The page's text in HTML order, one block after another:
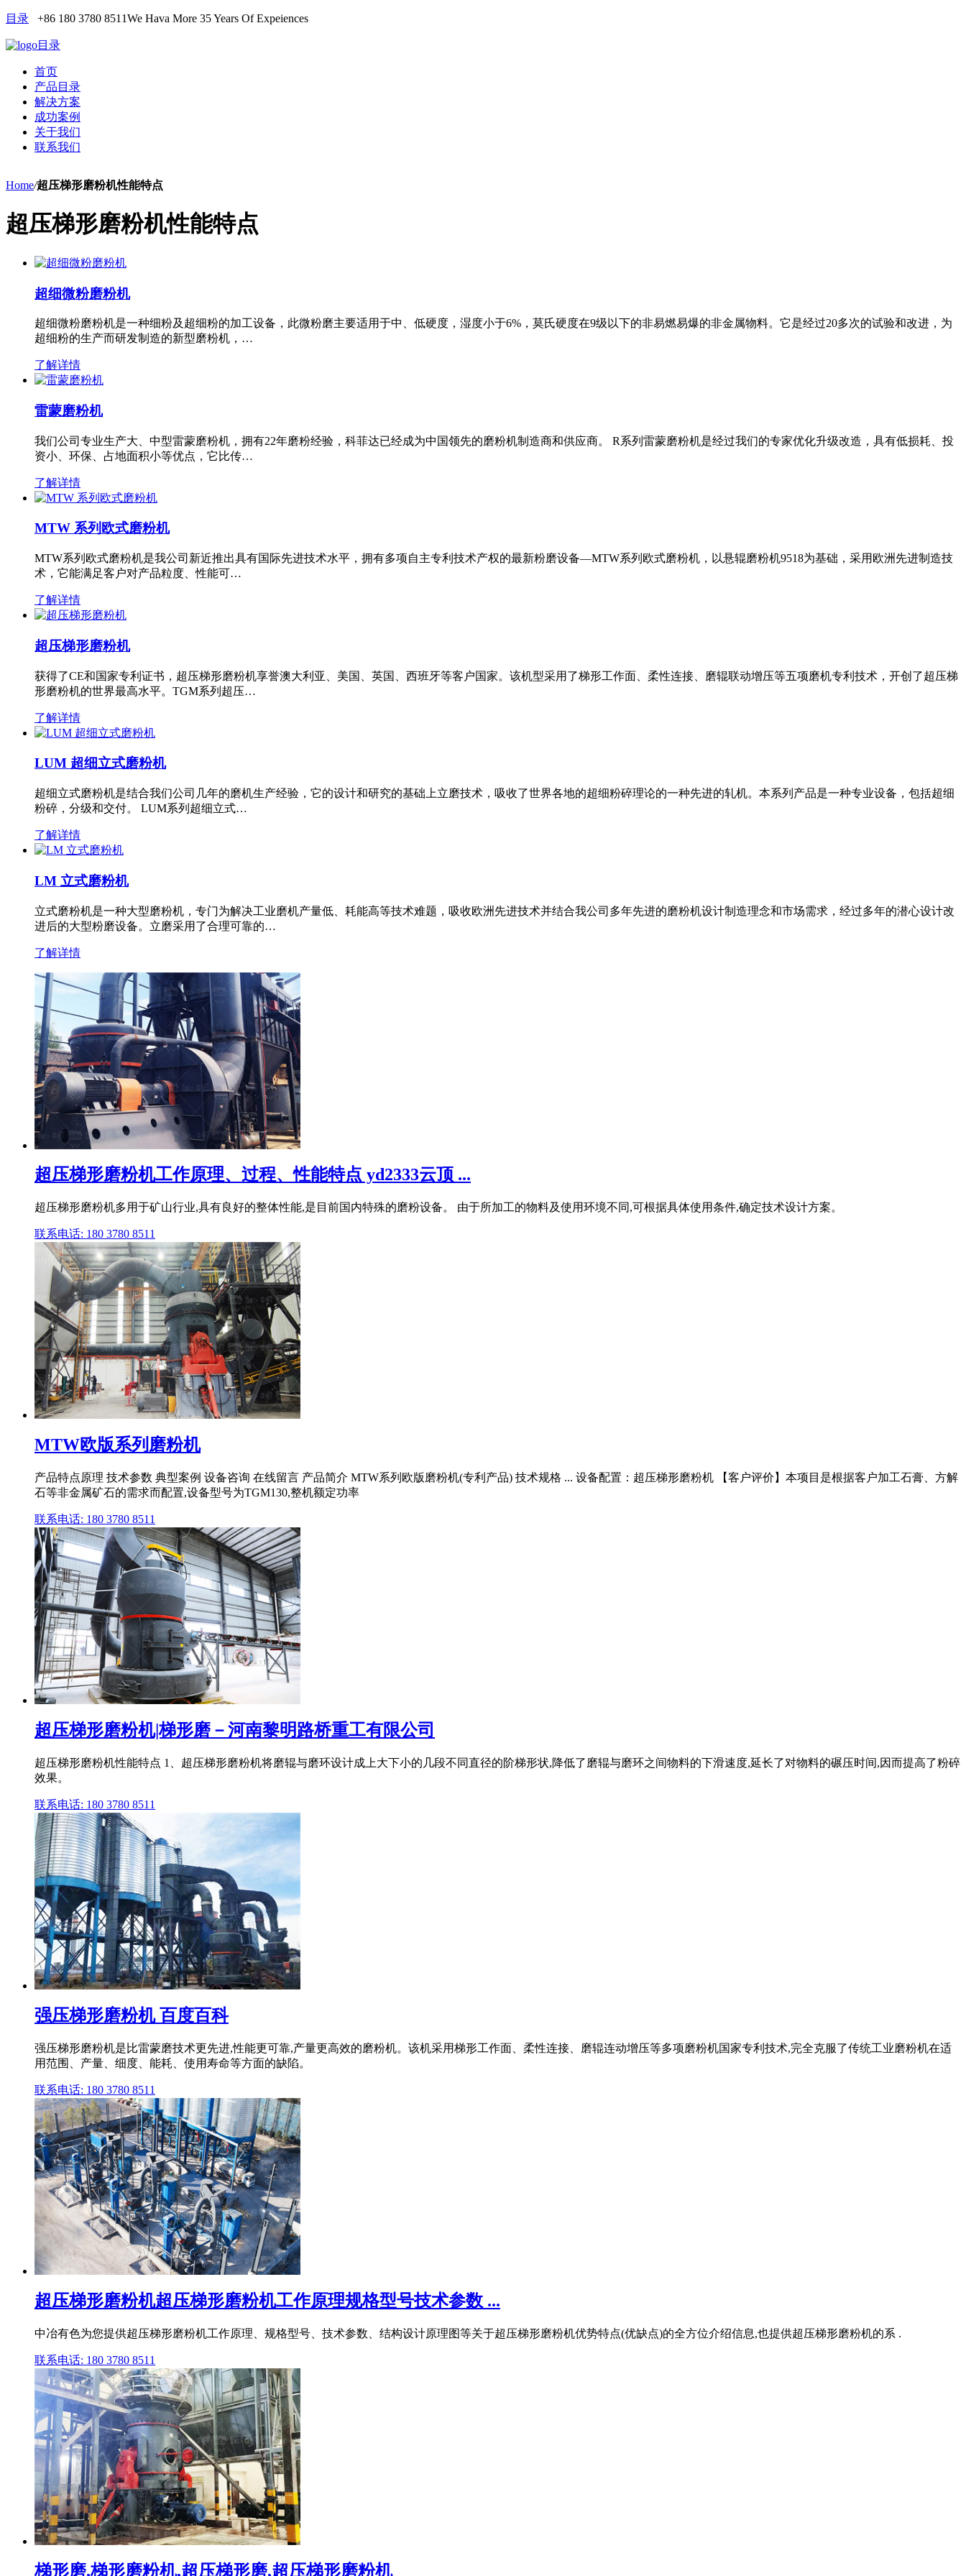
目录 +86 180 3780 8511We Hava More 35 Years Of Expeiences
目录
首页
产品目录
解决方案
成功案例
关于我们
联系我们
Home/超压梯形磨粉机性能特点
超压梯形磨粉机性能特点
超细微粉磨粉机
超细微粉磨粉机是一种细粉及超细粉的加工设备，此微粉磨主要适用于中、低硬度，湿度小于6%，莫氏硬度在9级以下的非易燃易爆的非金属物料。它是经过20多次的试验和改进，为
超细粉的生产而研发制造的新型磨粉机，…
了解详情
雷蒙磨粉机
我们公司专业生产大、中型雷蒙磨粉机，拥有22年磨粉经验，科菲达已经成为中国领先的磨粉机制造商和供应商。 R系列雷蒙磨粉机是经过我们的专家优化升级改造，具有低损耗、投
资小、环保、占地面积小等优点，它比传…
了解详情
MTW 系列欧式磨粉机
MTW系列欧式磨粉机是我公司新近推出具有国际先进技术水平，拥有多项自主专利技术产权的最新粉磨设备—MTW系列欧式磨粉机，以悬辊磨粉机9518为基础，采用欧洲先进制造技
术，它能满足客户对产品粒度、性能可…
了解详情
超压梯形磨粉机
获得了CE和国家专利证书，超压梯形磨粉机享誉澳大利亚、美国、英国、西班牙等客户国家。该机型采用了梯形工作面、柔性连接、磨辊联动增压等五项磨机专利技术，开创了超压梯
形磨粉机的世界最高水平。TGM系列超压…
了解详情
LUM 超细立式磨粉机
超细立式磨粉机是结合我们公司几年的磨机生产经验，它的设计和研究的基础上立磨技术，吸收了世界各地的超细粉碎理论的一种先进的轧机。本系列产品是一种专业设备，包括超细
粉碎，分级和交付。 LUM系列超细立式…
了解详情
LM 立式磨粉机
立式磨粉机是一种大型磨粉机，专门为解决工业磨机产量低、耗能高等技术难题，吸收欧洲先进技术并结合我公司多年先进的磨粉机设计制造理念和市场需求，经过多年的潜心设计改
进后的大型粉磨设备。立磨采用了合理可靠的…
了解详情
超压梯形磨粉机工作原理、过程、性能特点 yd2333云顶 ...
超压梯形磨粉机多用于矿山行业,具有良好的整体性能,是目前国内特殊的磨粉设备。 由于所加工的物料及使用环境不同,可根据具体使用条件,确定技术设计方案。
联系电话: 180 3780 8511
MTW欧版系列磨粉机
产品特点原理 技术参数 典型案例 设备咨询 在线留言 产品简介 MTW系列欧版磨粉机(专利产品) 技术规格 ... 设备配置：超压梯形磨粉机 【客户评价】本项目是根据客户加工石膏、方解
石等非金属矿石的需求而配置,设备型号为TGM130,整机额定功率
联系电话: 180 3780 8511
超压梯形磨粉机|梯形磨－河南黎明路桥重工有限公司
超压梯形磨粉机性能特点 1、超压梯形磨粉机将磨辊与磨环设计成上大下小的几段不同直径的阶梯形状,降低了磨辊与磨环之间物料的下滑速度,延长了对物料的碾压时间,因而提高了粉碎
效果。
联系电话: 180 3780 8511
强压梯形磨粉机 百度百科
强压梯形磨粉机是比雷蒙磨技术更先进,性能更可靠,产量更高效的磨粉机。该机采用梯形工作面、柔性连接、磨辊连动增压等多项磨粉机国家专利技术,完全克服了传统工业磨粉机在适
用范围、产量、细度、能耗、使用寿命等方面的缺陷。
联系电话: 180 3780 8511
超压梯形磨粉机超压梯形磨粉机工作原理规格型号技术参数 ...
中冶有色为您提供超压梯形磨粉机工作原理、规格型号、技术参数、结构设计原理图等关于超压梯形磨粉机优势特点(优缺点)的全方位介绍信息,也提供超压梯形磨粉机的系 .
联系电话: 180 3780 8511
梯形磨,梯形磨粉机,超压梯形磨,超压梯形磨粉机